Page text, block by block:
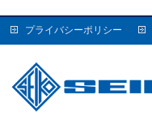
プライバシーポリシー